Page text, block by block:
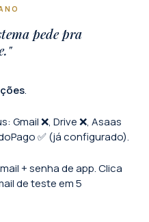
pede pra
.
Gmail ❌, Drive ❌, Asaas
✅ (já configurado).
+ senha de app. Clica
de teste em 5